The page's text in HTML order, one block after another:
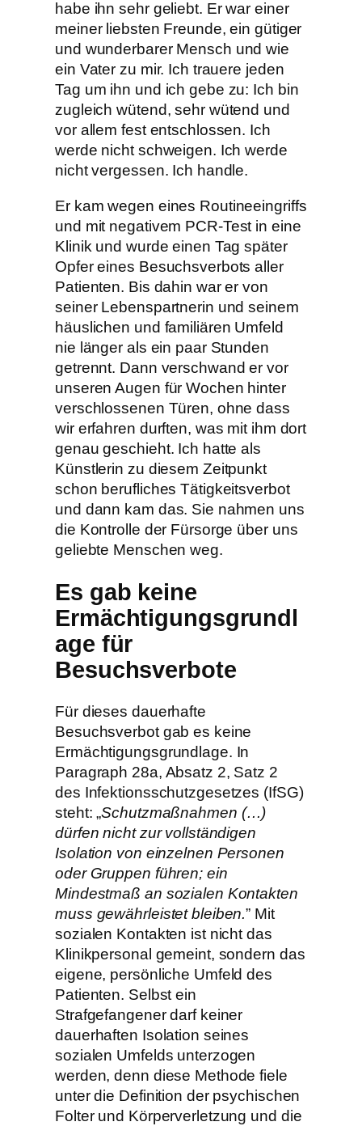
habe ihn sehr geliebt. Er war einer
meiner liebsten Freunde, ein gütiger
und wunderbarer Mensch und wie
ein Vater zu mir. Ich trauere jeden
Tag um ihn und ich gebe zu: Ich bin
zugleich wütend, sehr wütend und
vor allem fest entschlossen. Ich
werde nicht schweigen. Ich werde
nicht vergessen. Ich handle.
Er kam wegen eines Routineeingriffs
und mit negativem PCR-Test in eine
Klinik und wurde einen Tag später
Opfer eines Besuchsverbots aller
Patienten. Bis dahin war er von
seiner Lebenspartnerin und seinem
häuslichen und familiären Umfeld
nie länger als ein paar Stunden
getrennt. Dann verschwand er vor
unseren Augen für Wochen hinter
verschlossenen Türen, ohne dass
wir erfahren durften, was mit ihm dort
genau geschieht. Ich hatte als
Künstlerin zu diesem Zeitpunkt
schon berufliches Tätigkeitsverbot
und dann kam das. Sie nahmen uns
die Kontrolle der Fürsorge über uns
geliebte Menschen weg.
Es gab keine
Ermächtigungsgrundl
age für
Besuchsverbote
Für dieses dauerhafte
Besuchsverbot gab es keine
Ermächtigungsgrundlage. In
Paragraph 28a, Absatz 2, Satz 2
des Infektionsschutzgesetzes (IfSG)
steht: „Schutzmaßnahmen (…)
dürfen nicht zur vollständigen
Isolation von einzelnen Personen
oder Gruppen führen; ein
Mindestmaß an sozialen Kontakten
muss gewährleistet bleiben.” Mit
sozialen Kontakten ist nicht das
Klinikpersonal gemeint, sondern das
eigene, persönliche Umfeld des
Patienten. Selbst ein
Strafgefangener darf keiner
dauerhaften Isolation seines
sozialen Umfelds unterzogen
werden, denn diese Methode fiele
unter die Definition der psychischen
Folter und Körperverletzung und die